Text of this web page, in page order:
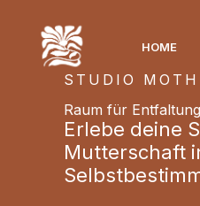
springen
HOME
STUDIO
Raum für Entfaltung
Erlebe deine
Mutterschaft